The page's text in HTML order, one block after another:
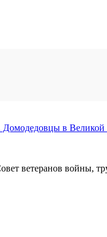
в Великой
ветеранов войны,